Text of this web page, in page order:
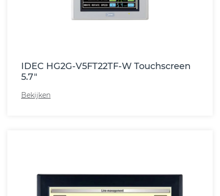
IDEC HG2G-V5FT22TF-W Touchscreen
5.7"
Bekijken